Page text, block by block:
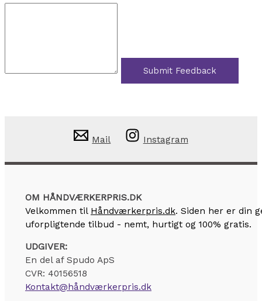
Submit Feedback
Mail Instagram
OM HÅNDVÆRKERPRIS.DK
Velkommen til Håndværkerpris.dk. Siden her er din
uforpligtende tilbud - nemt, hurtigt og 100% gratis.
UDGIVER:
En del af Spudo ApS
CVR: 40156518
Kontakt@håndværkerpris.dk